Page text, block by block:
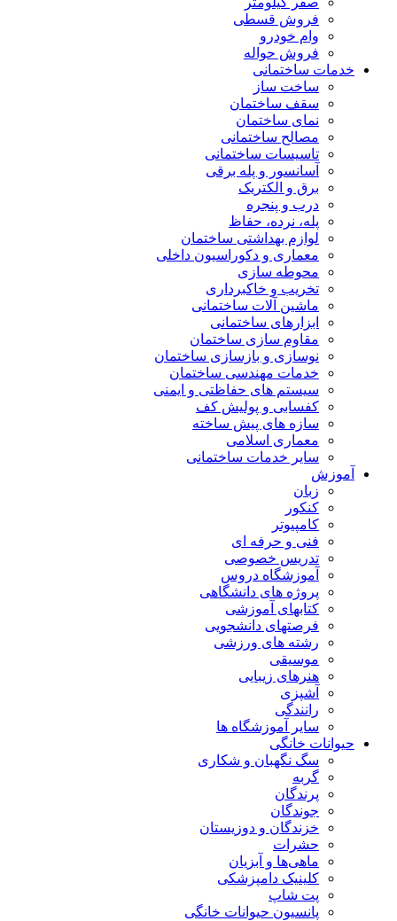
فروش قسطی
وام خودرو
فروش حواله
خدمات ساختمانی
ساخت ساز
سقف ساختمان
نمای ساختمان
مصالح ساختمانی
تاسیسات ساختمانی
آسانسور و پله برقی
برق و الکتریک
درب و پنجره
پله، نرده، حفاظ
لوازم بهداشتی ساختمان
معماری و دکوراسیون داخلی
محوطه سازی
تخریب و خاکبرداری
ماشین آلات ساختمانی
ابزارهای ساختمانی
مقاوم سازی ساختمان
نوسازی و بازسازی ساختمان
خدمات مهندسی ساختمان
سیستم های حفاظتی و ایمنی
کفسابی و پولیش کف
سازه های پیش ساخته
معماری اسلامی
سایر خدمات ساختمانی
آموزش
زبان
کنکور
کامپیوتر
فنی و حرفه ای
تدریس خصوصی
آموزشگاه دروس
پروژه های دانشگاهی
کتابهای آموزشی
فرصتهای دانشجویی
رشته های ورزشی
موسیقی
هنرهای زیبایی
آشپزی
رانندگی
سایر آموزشگاه ها
حیوانات خانگی
سگ نگهبان و شکاری
گربه
پرندگان
جوندگان
خزندگان و دوزیستان
حشرات
ماهی‌ها و آبزیان
کلینیک دامپزشکی
پت شاپ
پانسیون حیوانات خانگی